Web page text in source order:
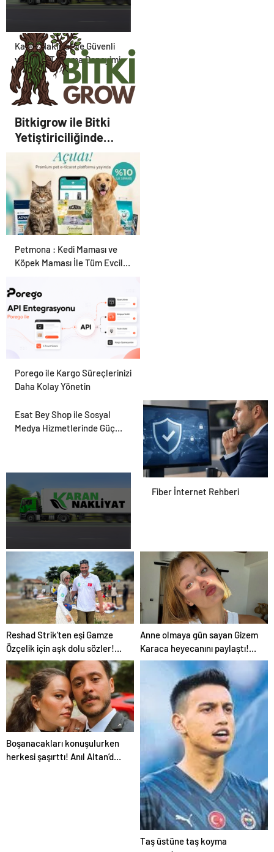
Karan Nakliyat ile Güvenli
ve Planlı Taşınma Deneyimi
Bitkigrow ile Bitki
Yetiştiriciliğinde
Doğru Ekipman ve
Ürün Seçimi
Petmona : Kedi Maması ve
Köpek Maması İle Tüm Evcil
Porego ile Kargo Süreçlerinizi
Daha Kolay Yönetin
Esat Bey Shop ile Sosyal
Medya Hizmetlerinde Güçlü
Fiber İnternet Rehberi
Karan Nakliyat ile Güvenli
ve Planlı Taşınma Deneyimi
Reshad Strik’ten eşi Gamze
Özçelik için aşk dolu sözler!
“Benim cennetim…”
Anne olmaya gün sayan Gizem
Karaca heyecanını paylaştı!
“Senelerdir annelik yapıyorum
ama bu sene farklı…”
Boşanacakları konuşulurken
herkesi şaşırttı! Anıl Altan’dan
Taş üstüne taş koyma